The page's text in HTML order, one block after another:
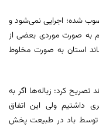
شده؛ اجرایی نمی‌شود و
به صورت موردی بعضی از
استان به صورت مخلوط
تصریح کرد: زباله‌ها اگر به
داشتیم ولی این اتفاق
توسط باد در طبیعت پخش